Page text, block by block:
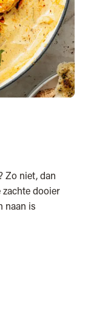
Zo niet, dan
zachte dooier
naan is